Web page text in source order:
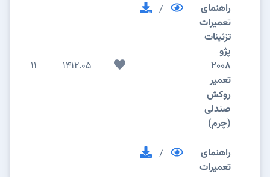
راهنمای
تعمیرات
تزئینات
پژو
2008
تعمیر
روکش
صندلی
(چرم)
/
1412.05
11
راهنمای
تعمیرات
/